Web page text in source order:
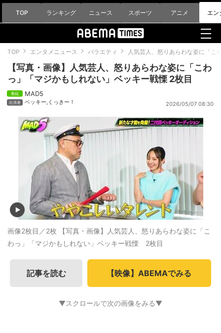
TOP ランキング ニュース スポーツ アニメ エン
TOP エンタメニュース バラエティ 人気芸人、怒りあらわな姿に「こ
【写真・画像】人気芸人、怒りあらわな姿に「こわ
っ」「マジかもしれない」ベッキー戦慄 2枚目
MAD5
ベッキー, くっきー！ 2026/05/07 08:30
画像2枚目／2枚 【写真・画像】人気芸人、怒りあらわな姿に「こ
わっ」「マジかもしれない」ベッキー戦慄 2枚目
記事を読む 【映像】ABEMAでみる
▼スクロールで次の画像をみる▼